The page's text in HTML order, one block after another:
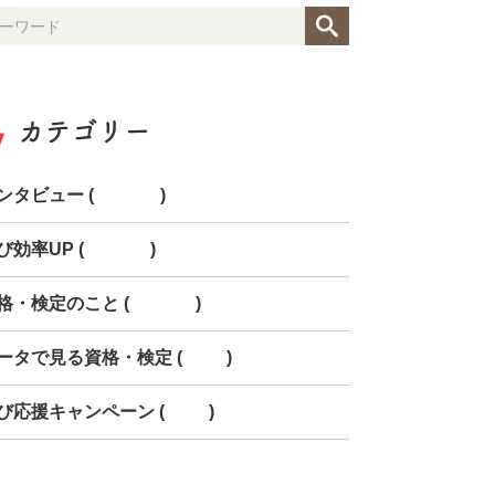
カテゴリー
タビュー (154)
効率UP (268)
・検定のこと (150)
タで見る資格・検定 (85)
応援キャンペーン (78)